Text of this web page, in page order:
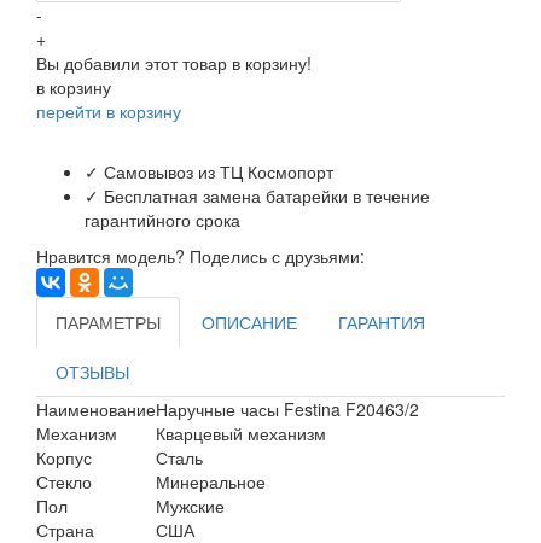
-
+
Вы добавили этот товар в корзину!
в корзину
перейти в корзину
✓ Самовывоз из ТЦ Космопорт
✓ Бесплатная замена батарейки в течение
гарантийного срока
Нравится модель? Поделись с друзьями:
ПАРАМЕТРЫ ОПИСАНИЕ ГАРАНТИЯ
ОТЗЫВЫ
НаименованиеНаручные часы Festina F20463/2
Механизм
Кварцевый механизм
Корпус
Сталь
Стекло
Минеральное
Пол
Мужские
Страна
США